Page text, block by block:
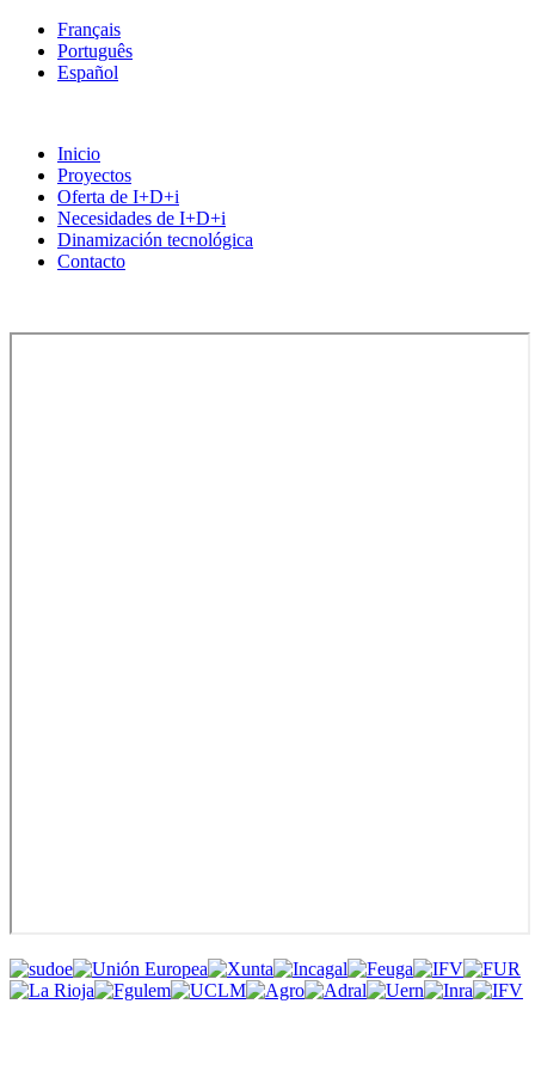
Français
Português
Español
Inicio
Proyectos
Oferta de I+D+i
Necesidades de I+D+i
Dinamización tecnológica
Contacto